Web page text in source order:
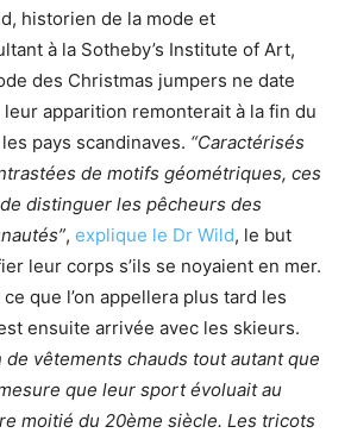
historien de la mode et
à la Sotheby’s Institute of Art,
des Christmas jumpers ne date
leur apparition remonterait à la fin du
pays scandinaves. “Caractérisés
de motifs géométriques, ces
distinguer les pêcheurs des
, explique le Dr Wild, le but
leur corps s’ils se noyaient en mer.
que l’on appellera plus tard les
ensuite arrivée avec les skieurs.
de vêtements chauds tout autant que
que leur sport évoluait au
moitié du 20ème siècle. Les tricots